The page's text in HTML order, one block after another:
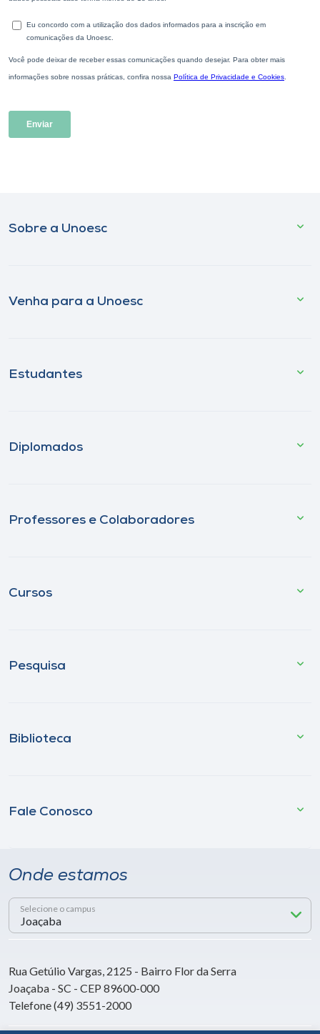
Sobre a Unoesc
Venha para a Unoesc
Estudantes
Diplomados
Professores e Colaboradores
Cursos
Pesquisa
Biblioteca
Fale Conosco
Onde estamos
Selecione o campus
Rua Getúlio Vargas, 2125 - Bairro Flor da Serra
Joaçaba - SC - CEP 89600-000
Telefone (49) 3551-2000